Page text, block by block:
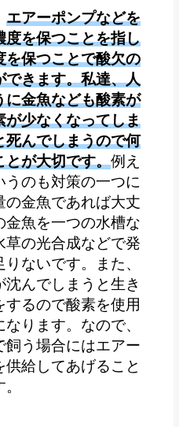
エアーポンプなどを
度を保つことを指し
を保つことで酸欠の
できます。私達、人
に金魚なども酸素が
が少なくなってしま
死んでしまうので何
とが大切です。例え
うのも対策の一つに
の金魚であれば大丈
金魚を一つの水槽な
草の光合成などで発
ないです。また、
んでしまうと生き
るので酸素を使用
ります。なので、
飼う場合にはエアー
給してあげること